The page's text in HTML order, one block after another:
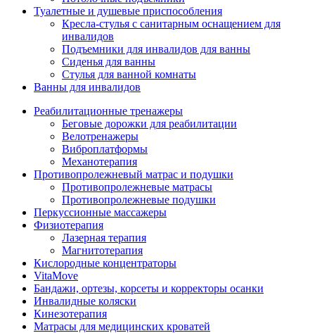
Туалетные и душевые приспособления
Кресла-стулья с санитарным оснащением для
инвалидов
Подъемники для инвалидов для ванны
Сиденья для ванны
Стулья для ванной комнаты
Ванны для инвалидов
Реабилитационные тренажеры
Беговые дорожки для реабилитации
Велотренажеры
Виброплатформы
Механотерапия
Противопролежневый матрас и подушки
Противопролежневые матрасы
Противопролежневые подушки
Перкуссионные массажеры
Физиотерапия
Лазерная терапия
Магнитотерапия
Кислородные концентраторы
VitaMove
Бандажи, ортезы, корсеты и корректоры осанки
Инвалидные коляски
Кинезотерапия
Матрасы для медицинских кроватей